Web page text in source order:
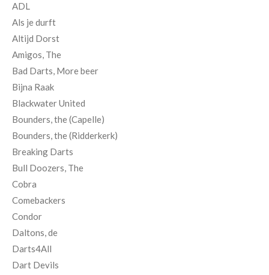
ADL
Als je durft
Altijd Dorst
Amigos, The
Bad Darts, More beer
Bijna Raak
Blackwater United
Bounders, the (Capelle)
Bounders, the (Ridderkerk)
Breaking Darts
Bull Doozers, The
Cobra
Comebackers
Condor
Daltons, de
Darts4All
Dart Devils